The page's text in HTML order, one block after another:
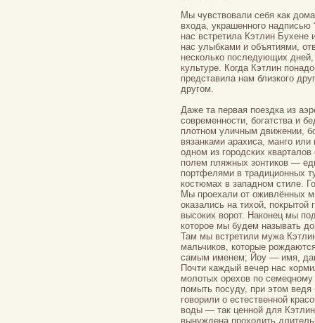
Мы чувствовали себя как
входа, украшенного надписью
нас встретила Кэтлин Бухене
нас улыбками и объятиями,
несколько последующих
культуре. Когда Кэтлин
представила нам близкого
другом.
Даже та первая поездка из
современности, богатства и
плотном уличным движении,
вязанками арахиса, манго
одном из городских
полем пляжных зонтиков —
портфелями в традиционных
костюмах в западном стиле.
Мы проехали от оживлённых
оказались на тихой,
высоких ворот. Наконец мы
которое мы будем называть
Там мы встретили мужа
мальчиков, которые
самым именем; Йоу — имя,
Почти каждый вечер нас
молотых орехов по
помыть посуду, при этом
говорили о естественной
воды — так ценной для
вынуждена проходить